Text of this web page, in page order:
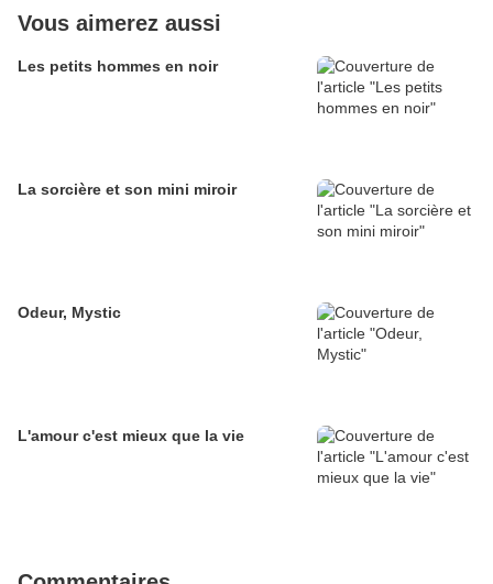
Vous aimerez aussi
Les petits hommes en noir
La sorcière et son mini miroir
Odeur, Mystic
L'amour c'est mieux que la vie